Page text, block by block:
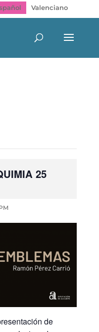
Valenciano
25
de